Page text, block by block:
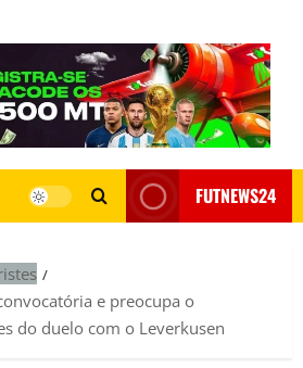
FUTNEWS24
e preocupa o
do duelo com o Leverkusen